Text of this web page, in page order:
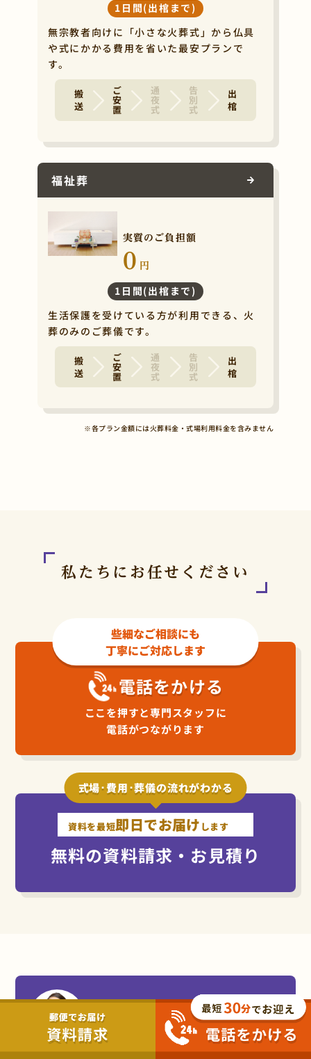
1日間(出棺まで)
無宗教者向けに「小さな火葬式」から仏具
や式にかかる費用を省いた最安プランで
す。
搬 送 ご安置 通夜式 告別式 出 棺
福祉葬
実質のご負担額
0 円
1日間(出棺まで)
生活保護を受けている方が利用できる、火
葬のみのご葬儀です。
搬 送 ご安置 通夜式 告別式 出 棺
※各プラン金額には火葬料金・式場利用料金を含みません
私たちにお任せください
些細なご相談にも
丁寧にご対応します
ここを押すと専門スタッフに
電話がつながります
電話をかける
式場･費用･葬儀の流れがわかる
資料を最短即日でお届け します
無料の資料請求・お見積り
スタッフ紹介